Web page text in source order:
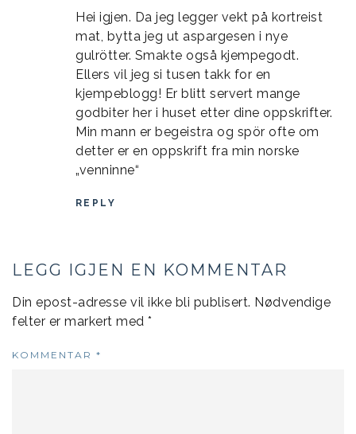
Hei igjen. Da jeg legger vekt på kortreist
mat, bytta jeg ut aspargesen i nye
gulrötter. Smakte også kjempegodt.
Ellers vil jeg si tusen takk for en
kjempeblogg! Er blitt servert mange
godbiter her i huset etter dine oppskrifter.
Min mann er begeistra og spör ofte om
detter er en oppskrift fra min norske
„venninne“
REPLY
LEGG IGJEN EN KOMMENTAR
Din epost-adresse vil ikke bli publisert. Nødvendige
felter er markert med *
KOMMENTAR *